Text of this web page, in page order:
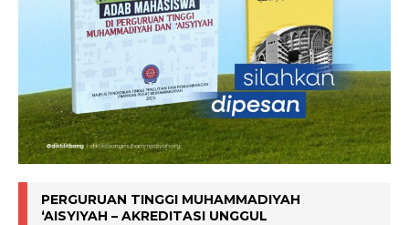
PERGURUAN TINGGI MUHAMMADIYAH
‘AISYIYAH – AKREDITASI UNGGUL